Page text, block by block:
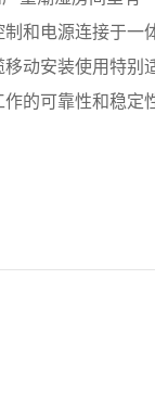
和电源连接于一
动安装使用特别
的可靠性和稳定性